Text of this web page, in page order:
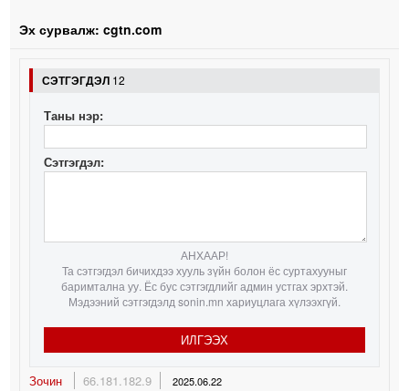
Эх сурвалж: cgtn.com
СЭТГЭГДЭЛ 12
Таны нэр:
Сэтгэгдэл:
АНХААР!
Та сэтгэгдэл бичихдээ хууль зүйн болон ёс суртахууныг
баримтална уу. Ёс бус сэтгэгдлийг админ устгах эрхтэй.
Мэдээний сэтгэгдэлд sonin.mn хариуцлага хүлээхгүй.
ИЛГЭЭХ
Зочин 66.181.182.9 2025.06.22